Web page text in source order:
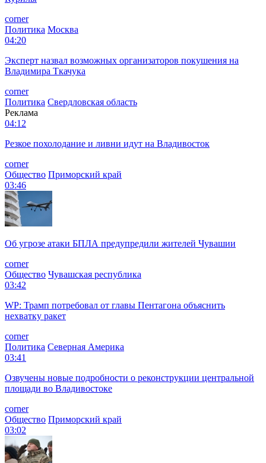
corner
Политика Москва
04:20
Эксперт назвал возможных организаторов покушения на
Владимира Ткачука
corner
Политика Свердловская область
Реклама
04:12
Резкое похолодание и ливни идут на Владивосток
corner
Общество Приморский край
03:46
Об угрозе атаки БПЛА предупредили жителей Чувашии
corner
Общество Чувашская республика
03:42
WP: Трамп потребовал от главы Пентагона объяснить
нехватку ракет
corner
Политика Северная Америка
03:41
Озвучены новые подробности о реконструкции центральной
площади во Владивостоке
corner
Общество Приморский край
03:02